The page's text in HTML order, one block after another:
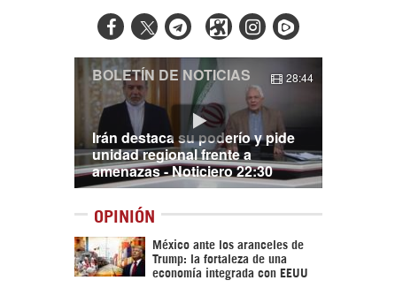
  
Irán destaca su poderío y pide
unidad regional frente a
amenazas - Noticiero 22:30
BOLETÍN DE NOTICIAS 28:44
OPINIÓN
México ante los aranceles de
Trump: la fortaleza de una
economía integrada con EEUU